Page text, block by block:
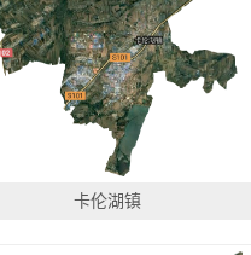
卡伦湖镇